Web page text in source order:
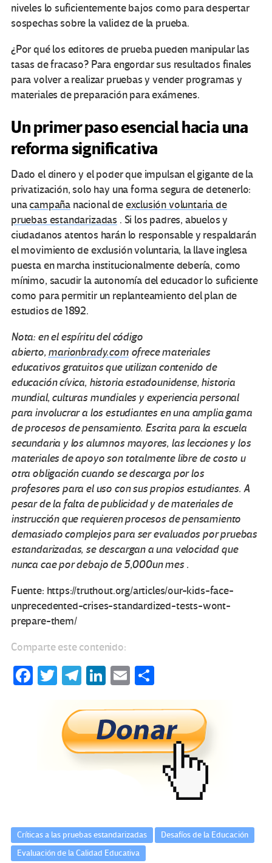
niveles lo suficientemente bajos como para despertar
sospechas sobre la validez de la prueba.
¿Por qué los editores de prueba pueden manipular las
tasas de fracaso? Para engordar sus resultados finales
para volver a realizar pruebas y vender programas y
materiales de preparación para exámenes.
Un primer paso esencial hacia una
reforma significativa
Dado el dinero y el poder que impulsan el gigante de la
privatización, solo hay una forma segura de detenerlo:
unacampaña nacional deexclusión voluntaria de
pruebas estandarizadas . Si los padres, abuelos y
ciudadanos atentos harán lo responsable y respaldarán
el movimiento de exclusión voluntaria, la llave inglesa
puesta en marcha institucionalmente debería, como
mínimo, sacudir la autonomía del educador lo suficiente
como para permitir un replanteamiento del plan de
estudios de 1892.
Nota: en el espíritu del código
abierto, marionbrady.comofrecemateriales
educativosgratuitosque utilizan contenido de
educación cívica, historia estadounidense, historia
mundial, culturas mundiales y experiencia personal
para involucrar a los estudiantes en una amplia gama
de procesos de pensamiento. Escrita para la escuela
secundaria ylos alumnos mayores, laslecciones y los
materiales de apoyo son totalmente libre de costo u
otra obligación cuando se descarga por los
profesores para el uso con sus propios estudiantes. A
pesar dela falta de publicidady demateriales de
instrucción querequieren procesos de pensamiento
demasiado complejos para ser evaluados por pruebas
estandarizadas, se descargan a una velocidad que
nunca cae por debajo de5,000unmes .
Fuente: https://truthout.org/articles/our-kids-face-
unprecedented-crises-standardized-tests-wont-
prepare-them/
Comparte este contenido:
Fa T
tt
er
Te
gr
a
m
Li
ke
dI
n
E
ail m
p
ar
tir
Críticas a las pruebas estandarizadas
Desafíos de la Educación
Evaluación de la Calidad Educativa